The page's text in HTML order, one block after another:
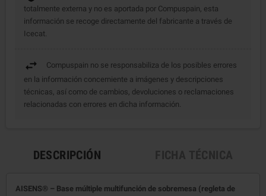
totalmente externa y no es aportada por Compuspain, esta
información se recoge directamente del fabricante a través de
Icecat.
Compuspain no se responsabiliza de los posibles errores
en la información concerniente a imágenes y descripciones
técnicas, así como de cambios, devoluciones o reclamaciones
relacionadas con errores en dicha información.
DESCRIPCIÓN
AISENS® – Base múltiple multifunción de sobremesa (regleta de